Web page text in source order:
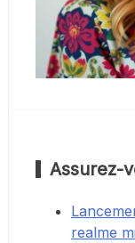
Assurez-
realme